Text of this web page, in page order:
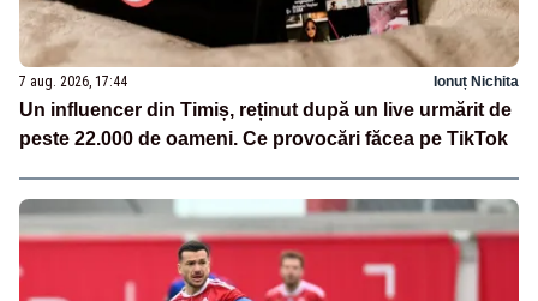
7 aug. 2026, 17:44 Ionuț Nichita
Un influencer din Timiș, reținut după un live urmărit de
peste 22.000 de oameni. Ce provocări făcea pe TikTok